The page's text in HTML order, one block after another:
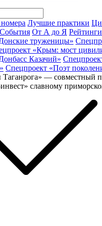
Лучшие практики
События От А до Я Рейтинги
труженицы»
«Крым: мост
Казачий»
Спецпроект «Поэт